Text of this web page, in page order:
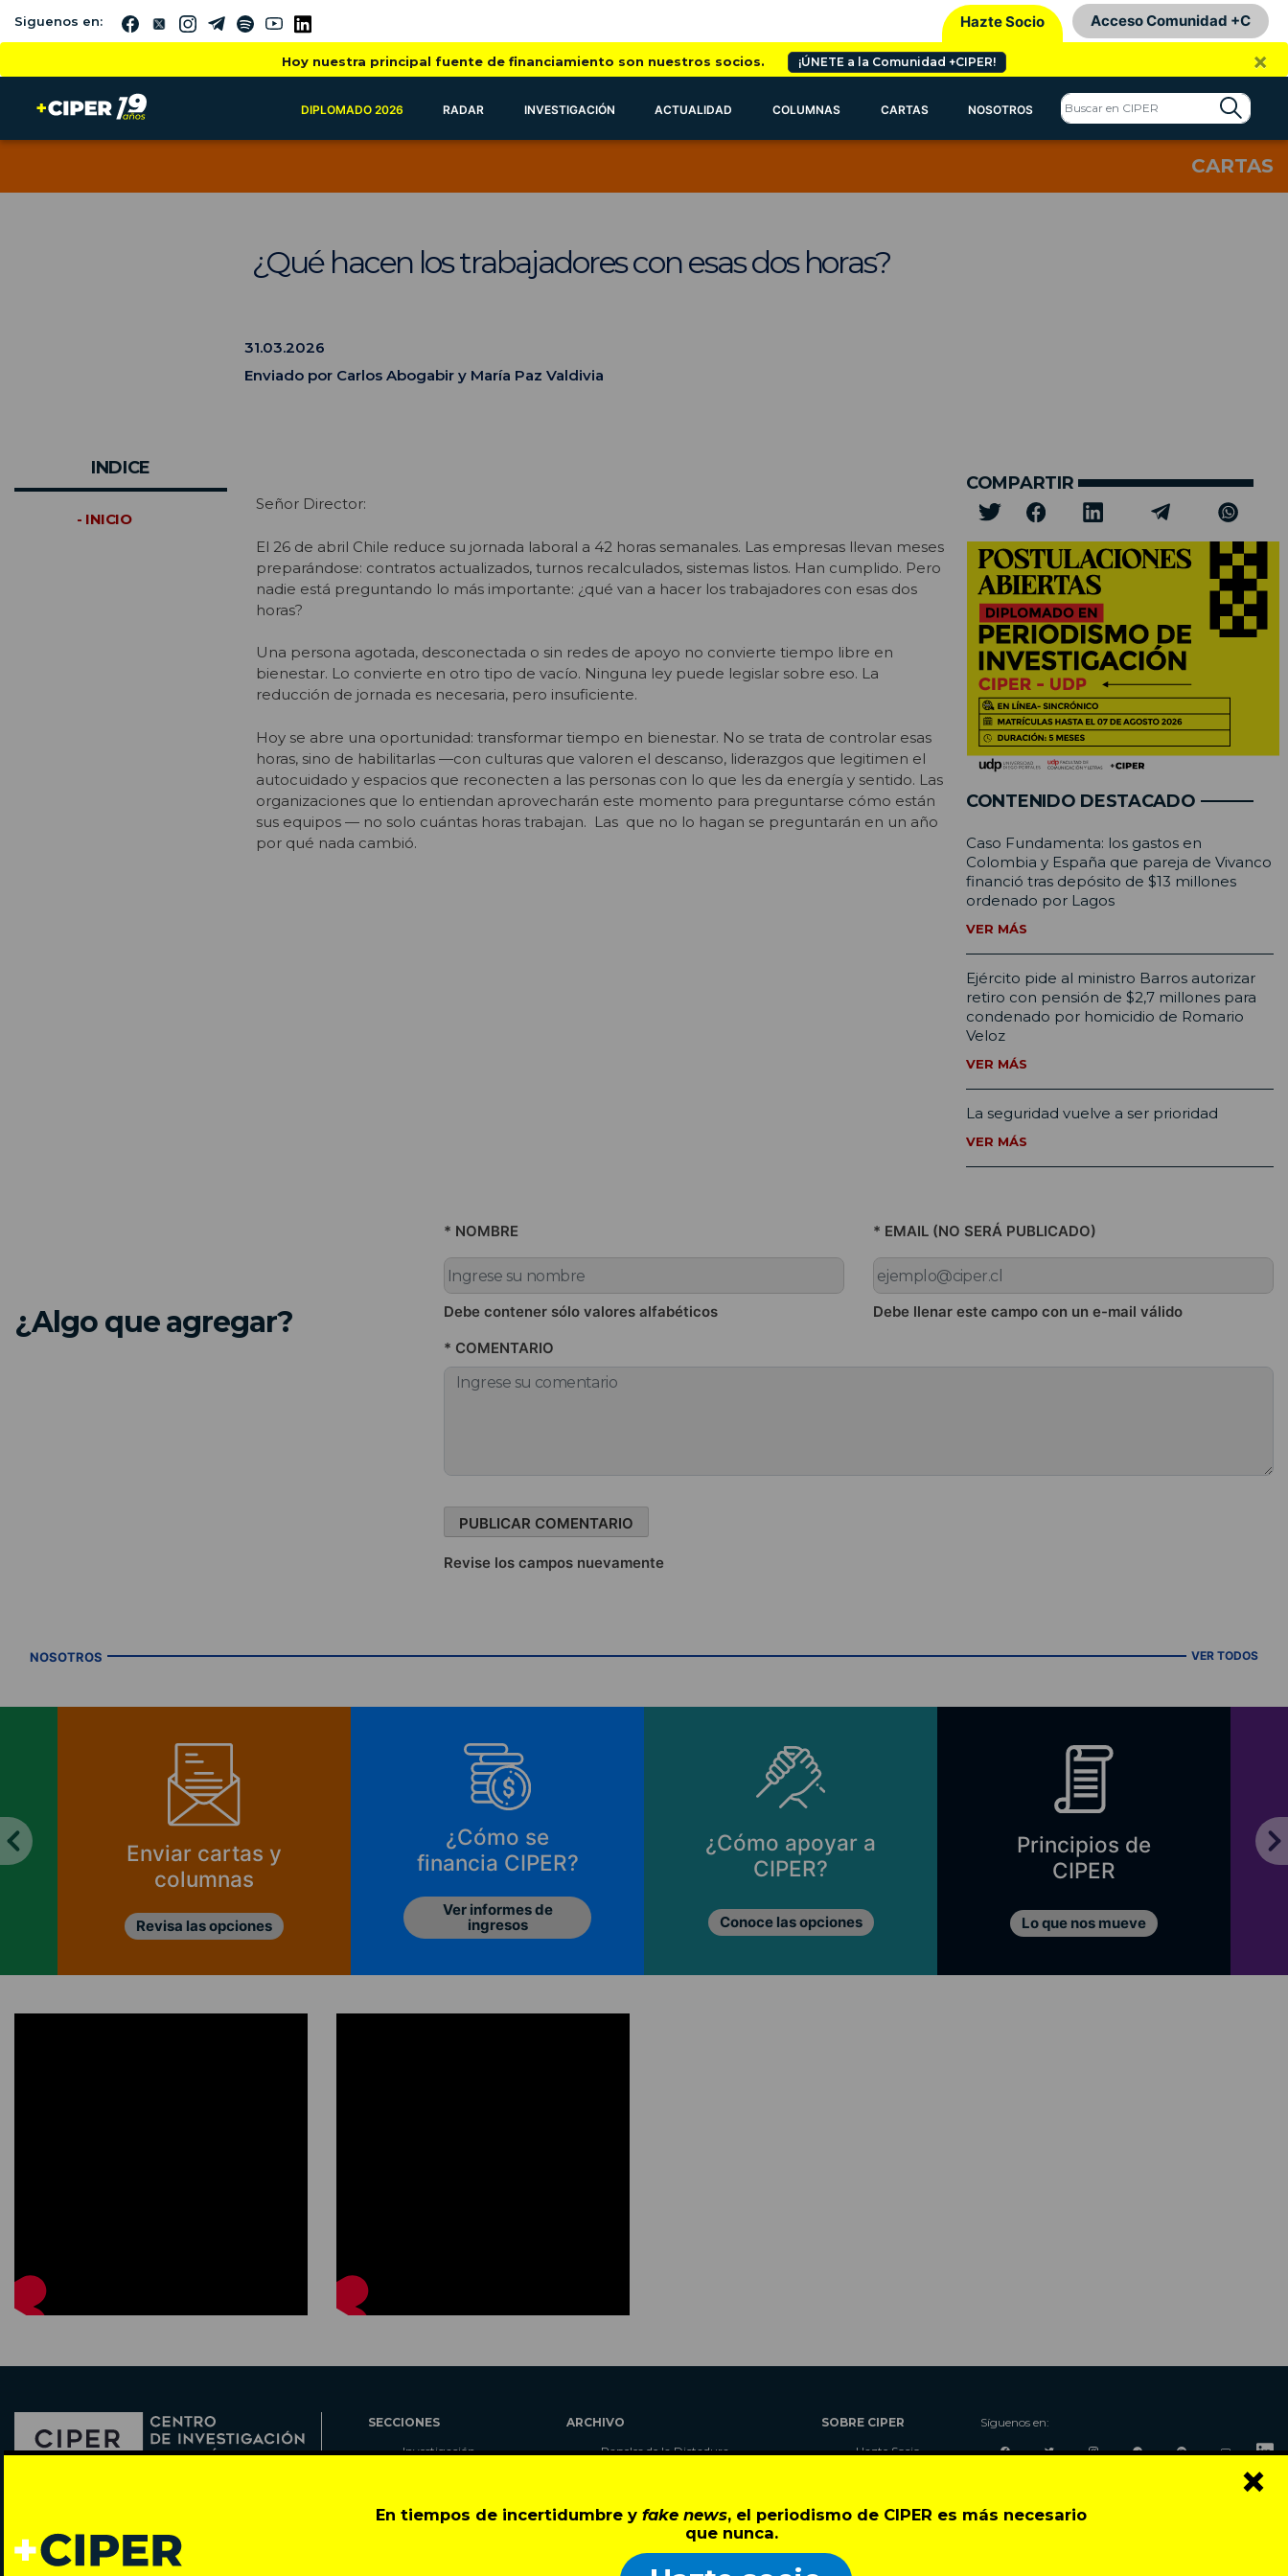
En tiempos de incertidumbre yfake news, el periodismo de CIPER es más necesario
que nunca.
×
Siguenos en: Hazte Socio Acceso Comunidad +C
Hoy nuestra principal fuente de financiamiento son nuestros socios. ¡ÚNETE a la Comunidad +CIPER! ×
DIPLOMADO 2026 RADAR INVESTIGACIÓN ACTUALIDAD COLUMNAS CARTAS NOSOTROS
CARTAS
¿Qué hacen los trabajadores con esas dos horas?
31.03.2026
Enviado por Carlos Abogabir y María Paz Valdivia
INDICE
- INICIO
Señor Director:
El 26 de abril Chile reduce su jornada laboral a 42 horas semanales. Las empresas llevan meses
preparándose: contratos actualizados, turnos recalculados, sistemas listos. Han cumplido. Pero
nadie está preguntando lo más importante: ¿qué van a hacer los trabajadores con esas dos
horas?
Una persona agotada, desconectada o sin redes de apoyo no convierte tiempo libre en
bienestar. Lo convierte en otro tipo de vacío. Ninguna ley puede legislar sobre eso. La
reducción de jornada es necesaria, pero insuficiente.
Hoy se abre una oportunidad: transformar tiempo en bienestar. No se trata de controlar esas
horas, sino de habilitarlas —con culturas que valoren el descanso, liderazgos que legitimen el
autocuidado y espacios que reconecten a las personas con lo que les da energía y sentido. Las
organizaciones que lo entiendan aprovecharán este momento para preguntarse cómo están
sus equipos — no solo cuántas horas trabajan. Las que no lo hagan se preguntarán en un año
por qué nada cambió.
COMPARTIR
CONTENIDO DESTACADO
Caso Fundamenta: los gastos en
Colombia y España que pareja de Vivanco
financió tras depósito de $13 millones
ordenado por Lagos
VER MÁS
Ejército pide al ministro Barros autorizar
retiro con pensión de $2,7 millones para
condenado por homicidio de Romario
Veloz
VER MÁS
La seguridad vuelve a ser prioridad
VER MÁS
¿Algo que agregar?
* NOMBRE
Debe contener sólo valores alfabéticos
* EMAIL (NO SERÁ PUBLICADO)
Debe llenar este campo con un e-mail válido
* COMENTARIO
Revise los campos nuevamente
NOSOTROS VER TODOS
Enviar cartas y
columnas
Revisa las opciones
¿Cómo se
financia CIPER?
Ver informes de
ingresos
¿Cómo apoyar a
CIPER?
Conoce las opciones
Principios de
CIPER
Lo que nos mueve
Todos los derechos reservados © 2007-2026
SECCIONES
Investigación
Cartas
ARCHIVO
Papeles de la Dictadura
Autores
CIPER Académico
LaBot Constituyente
SOBRE CIPER
Hazte Socio
Contacto
Síguenos en: